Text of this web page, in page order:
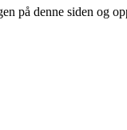
på denne siden og